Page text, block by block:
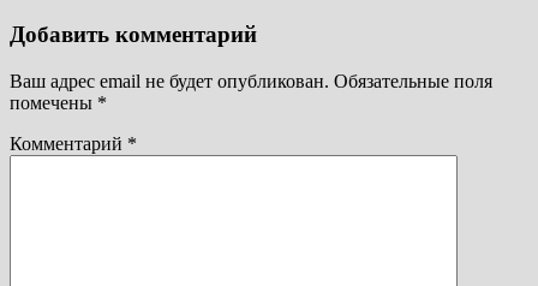
Добавить комментарий
Ваш адрес email не будет опубликован. Обязательные поля
помечены *
Комментарий *